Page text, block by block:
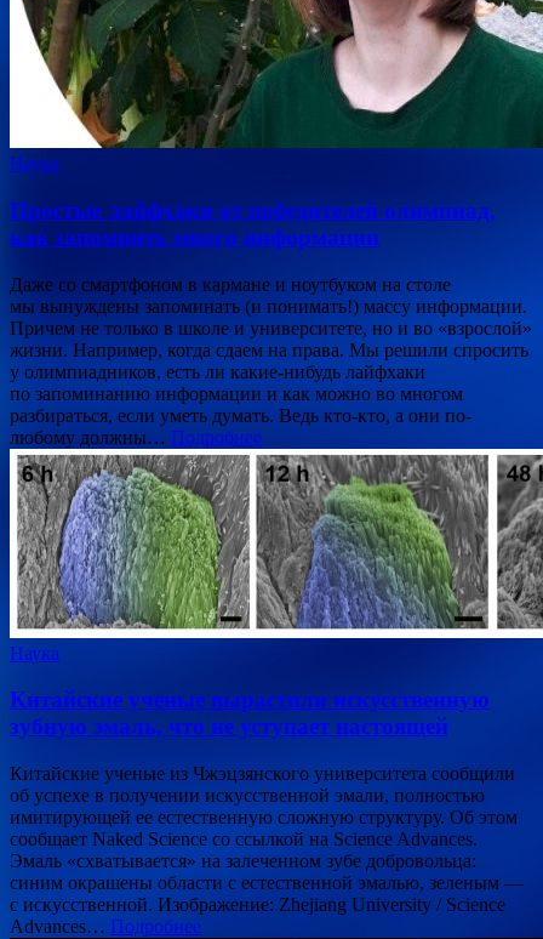
Наука
Простые лайфхаки от победителей олимпиад,
как запомнить много информации
Даже со смартфоном в кармане и ноутбуком на столе
мы вынуждены запоминать (и понимать!) массу информации.
Причем не только в школе и университете, но и во «взрослой»
жизни. Например, когда сдаем на права. Мы решили спросить
у олимпиадников, есть ли какие-нибудь лайфхаки
по запоминанию информации и как можно во многом
разбираться, если уметь думать. Ведь кто-кто, а они по-
любому должны… Подробнее
Наука
Китайские ученые вырастили искусственную
зубную эмаль, что не уступает настоящей
Китайские ученые из Чжэцзянского университета сообщили
об успехе в получении искусственной эмали, полностью
имитирующей ее естественную сложную структуру. Об этом
сообщает Naked Science со ссылкой на Science Advances.
Эмаль «схватывается» на залеченном зубе добровольца:
синим окрашены области с естественной эмалью, зеленым —
с искусственной. Изображение: Zhejiang University / Science
Advances… Подробнее